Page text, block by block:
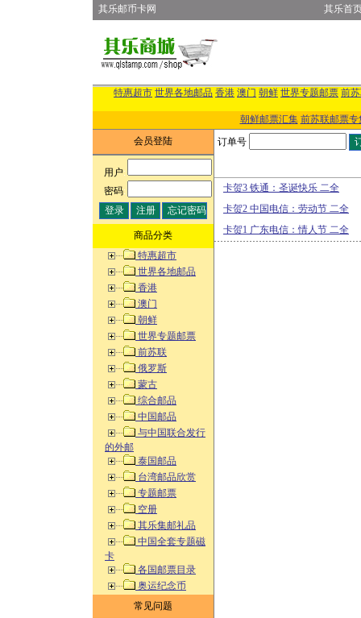
其乐邮币卡网 其乐首
特惠超市 世界各地邮品 香港 澳门 朝鲜 世界专题邮票 前
朝鲜邮票汇集 前苏联邮票专
会员登陆
用户:
密码:
商品分类
特惠超市
世界各地邮品
香港
澳门
朝鲜
世界专题邮票
前苏联
俄罗斯
蒙古
综合邮品
中国邮品
与中国联合发行
的外邮
泰国邮品
台湾邮品欣赏
专题邮票
空册
其乐集邮礼品
中国全套专题磁
卡
各国邮票目录
奥运纪念币
常见问题
订单号
卡贺3 铁通：圣诞快乐 二全
卡贺2 中国电信：劳动节 二全
卡贺1 广东电信：情人节 二全